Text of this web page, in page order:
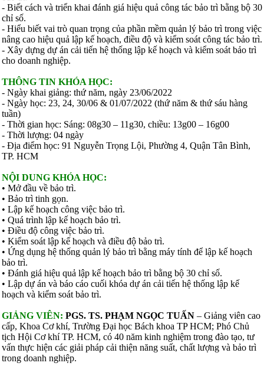
- Biết cách và triển khai đánh giá hiệu quả công tác bảo trì bằng bộ 30
chỉ số.
- Hiểu biết vai trò quan trọng của phần mềm quản lý bảo trì trong việc
nâng cao hiệu quả lập kế hoạch, điều độ và kiểm soát công tác bảo trì.
- Xây dựng dự án cải tiến hệ thống lập kế hoạch và kiểm soát bảo trì
cho doanh nghiệp.
THÔNG TIN KHÓA HỌC:
- Ngày khai giảng: thứ năm, ngày 23/06/2022
- Ngày học: 23, 24, 30/06 & 01/07/2022 (thứ năm & thứ sáu hàng
tuần)
- Thời gian học: Sáng: 08g30 – 11g30, chiều: 13g00 – 16g00
- Thời lượng: 04 ngày
- Địa điểm học: 91 Nguyễn Trọng Lội, Phường 4, Quận Tân Bình,
TP. HCM
NỘI DUNG KHÓA HỌC:
• Mở đầu về bảo trì.
• Bảo trì tinh gọn.
• Lập kế hoạch công việc bảo trì.
• Quá trình lập kế hoạch bảo trì.
• Điều độ công việc bảo trì.
• Kiểm soát lập kế hoạch và điều độ bảo trì.
• Ứng dụng hệ thống quản lý bảo trì bằng máy tính để lập kế hoạch
bảo trì.
• Đánh giá hiệu quả lập kế hoạch bảo trì bằng bộ 30 chỉ số.
• Lập dự án và báo cáo cuối khóa dự án cải tiến hệ thống lập kế
hoạch và kiểm soát bảo trì.
GIẢNG VIÊN: PGS. TS. PHẠM NGỌC TUẤN – Giảng viên cao
cấp, Khoa Cơ khí, Trường Đại học Bách khoa TP HCM; Phó Chủ
tịch Hội Cơ khí TP. HCM, có 40 năm kinh nghiệm trong đào tạo, tư
vấn thực hiện các giải pháp cải thiện năng suất, chất lượng và bảo trì
trong doanh nghiệp.